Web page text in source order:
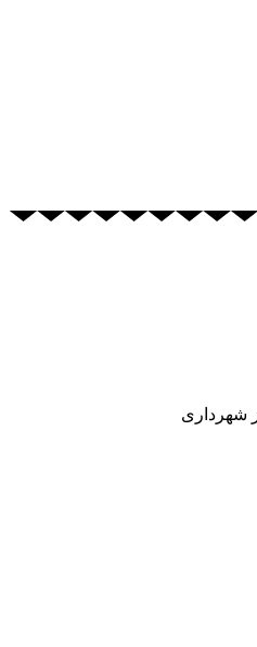
شهرداری